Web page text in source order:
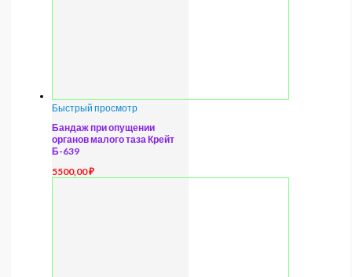
Быстрый просмотр
Бандаж при опущении
органов малого таза Крейт
Б-639
5500,00₽